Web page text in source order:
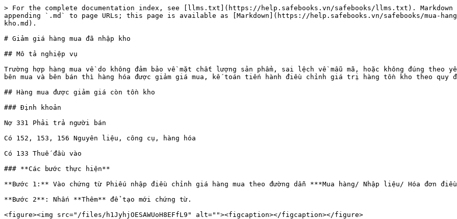
> For the complete documentation index, see [llms.txt](https://help.safebooks.vn/safebooks/llms.txt). Markdown
appending `.md` to page URLs; this page is available as [Markdown](https://help.safebooks.vn/safebooks/mua-hang/
kho.md).
# Giảm giá hàng mua đã nhập kho
## Mô tả nghiệp vụ
Trường hợp hàng mua về do không đảm bảo về mặt chất lượng sản phẩm, sai lệch về mẫu mã, hoặc không đúng
bên mua và bên bán thì hàng hóa được giảm giá mua, kế toán tiến hành điều chỉnh giá trị hàng tồn kho theo quy
## Hàng mua được giảm giá còn tồn kho
### Định khoản
Nợ 331 Phải trả người bán
Có 152, 153, 156 Nguyên liệu, công cụ, hàng hóa
Có 133 Thuế đầu vào
### **Các bước thực hiện**
**Bước 1:** Vào chứng từ Phiếu nhập điều chỉnh giá hàng mua theo đường dẫn ***Mua hàng/ Nhập liệu/ Hóa đơn
**Bước 2**: Nhấn **Thêm** để tạo mới chứng từ.
<figure><img src="/files/h1JyhjOESAWUoH8EFfL9" alt=""><figcaption></figcaption></figure>